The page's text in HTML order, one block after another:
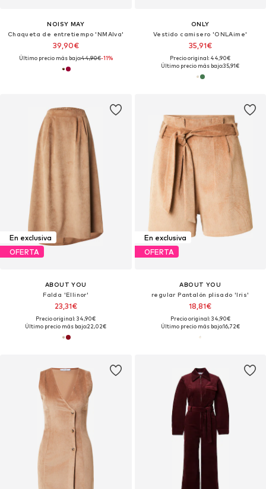
NOISY MAY
Chaqueta de entretiempo 'NMAlva'
39,90€
Último precio más bajo:44,90€-11%
ONLY
Vestido camisero 'ONLAime'
35,91€
Precio original: 44,90€
Último precio más bajo:35,91€
En exclusiva
OFERTA
ABOUT YOU
Falda 'Ellinor'
23,31€
Precio original: 34,90€
Último precio más bajo:22,02€
En exclusiva
OFERTA
ABOUT YOU
regular Pantalón plisado 'Iris'
18,81€
Precio original: 34,90€
Último precio más bajo:16,72€